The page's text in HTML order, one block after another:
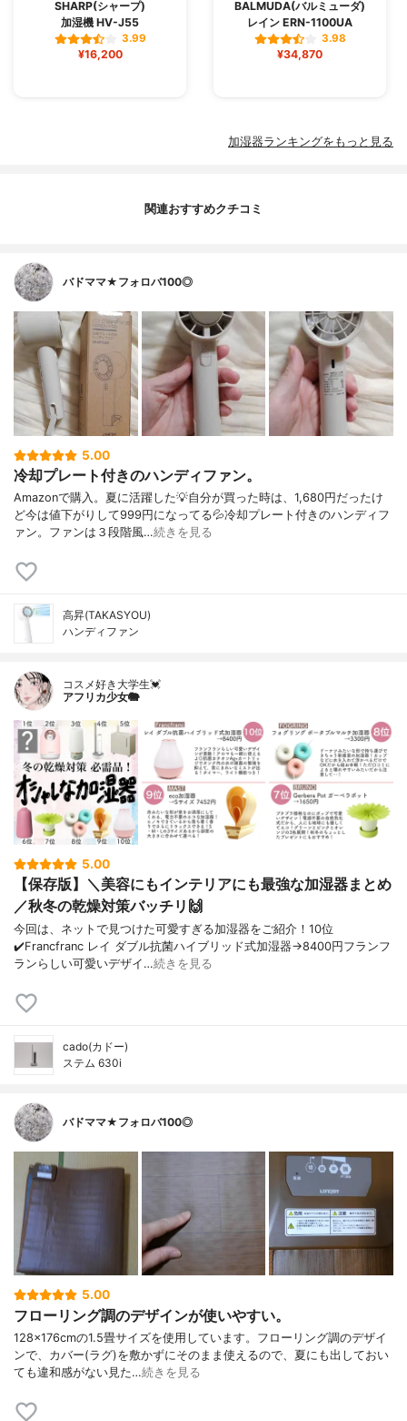
SHARP(シャープ)
加湿機 HV-J55
3.99
¥16,200
BALMUDA(バルミューダ)
レイン ERN-1100UA
3.98
¥34,870
加湿器ランキングをもっと見る
関連おすすめクチコミ
バドママ★フォロバ100◎
5.00
冷却プレート付きのハンディファン。
Amazonで購入。夏に活躍した💡自分が買った時は、1,680円だったけ
ど今は値下がりして999円になってる💦冷却プレート付きのハンディフ
ァン。ファンは３段階風…続きを見る
高昇(TAKASYOU)
ハンディファン
コスメ好き大学生💓
アフリカ少女🐘
5.00
【保存版】＼美容にもインテリアにも最強な加湿器まとめ
／秋冬の乾燥対策バッチリ🙌
今回は、ネットで見つけた可愛すぎる加湿器をご紹介！10位
✔️Francfranc レイ ダブル抗菌ハイブリッド式加湿器→8400円フランフ
ランらしい可愛いデザイ…続きを見る
cado(カドー)
ステム 630i
バドママ★フォロバ100◎
5.00
フローリング調のデザインが使いやすい。
128×176cmの1.5畳サイズを使用しています。フローリング調のデザイ
ンで、カバー(ラグ)を敷かずにそのまま使えるので、夏にも出しておい
ても違和感がない見た…続きを見る